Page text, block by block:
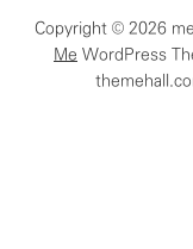
Copyright © 2026
MeWordPress